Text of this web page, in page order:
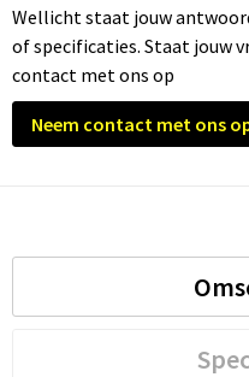
Wellicht staat jouw
of specificaties. Staat jouw
contact met ons op
Neem contact met ons